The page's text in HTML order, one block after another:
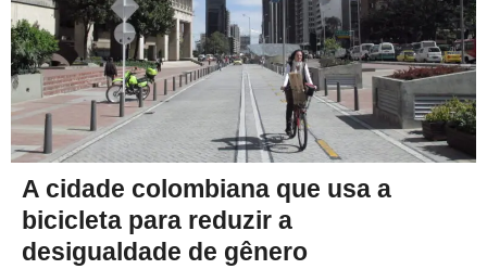
A cidade colombiana que usa a
bicicleta para reduzir a
desigualdade de gênero